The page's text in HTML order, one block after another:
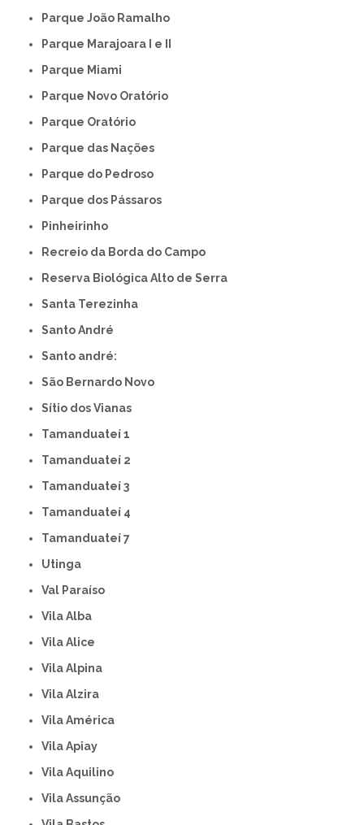
Parque João Ramalho
Parque Marajoara I e II
Parque Miami
Parque Novo Oratório
Parque Oratório
Parque das Nações
Parque do Pedroso
Parque dos Pássaros
Pinheirinho
Recreio da Borda do Campo
Reserva Biológica Alto de Serra
Santa Terezinha
Santo André
Santo andré:
São Bernardo Novo
Sítio dos Vianas
Tamanduateí 1
Tamanduateí 2
Tamanduateí 3
Tamanduateí 4
Tamanduateí 7
Utinga
Val Paraíso
Vila Alba
Vila Alice
Vila Alpina
Vila Alzira
Vila América
Vila Apiay
Vila Aquilino
Vila Assunção